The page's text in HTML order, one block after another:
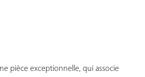
pièce exceptionnelle, qui associe